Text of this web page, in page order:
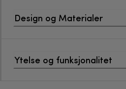
Design og Materialer
Ytelse og funksjonalitet